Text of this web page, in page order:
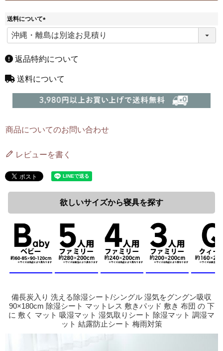
送料について
(
必
)
返品特約について
送料について
商品についてのお問い合わせ
レビューを書く
欲しいサイズから寝具を探す
備長炭入り 洗える除湿シート/シングル 湿気をグングン吸収
90×180cm 除湿シート マットレス 敷きパッド 敷き 布団 の 下
に 敷く マット 吸湿マット 湿気取りシート 除湿マット 調湿マ
ット 結露防止シート 梅雨対策